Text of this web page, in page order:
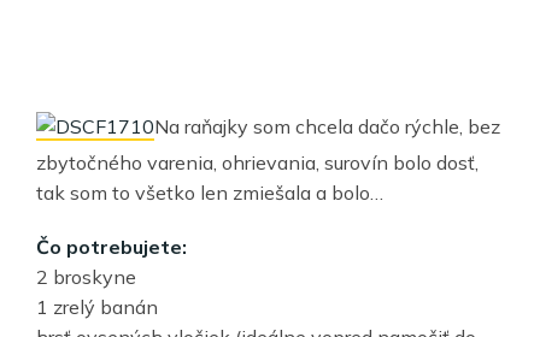
Na raňajky som chcela dačo rýchle, bez
zbytočného varenia, ohrievania, surovín bolo dosť,
tak som to všetko len zmiešala a bolo…
Čo potrebujete:
2 broskyne
1 zrelý banán